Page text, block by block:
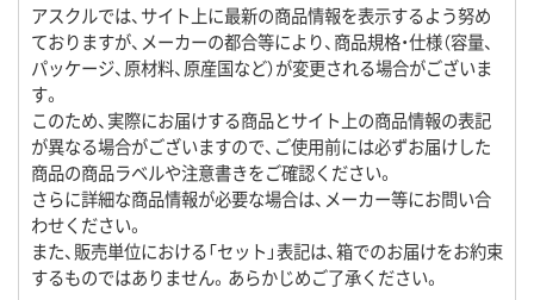
アスクルでは、サイト上に最新の商品情報を表示するよう努め
ておりますが、メーカーの都合等により、商品規格・仕様（容量、
パッケージ、原材料、原産国など）が変更される場合がございま
す。
このため、実際にお届けする商品とサイト上の商品情報の表記
が異なる場合がございますので、ご使用前には必ずお届けした
商品の商品ラベルや注意書きをご確認ください。
さらに詳細な商品情報が必要な場合は、メーカー等にお問い合
わせください。
また、販売単位における「セット」表記は、箱でのお届けをお約束
するものではありません。あらかじめご了承ください。